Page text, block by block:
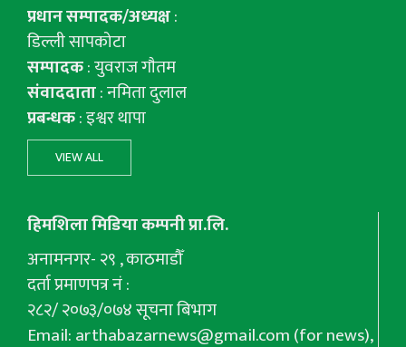
प्रधान सम्पादक/अध्यक्ष:
डिल्ली सापकोटा
सम्पादक: युवराज गाैतम
संवाददाता: नमिता दुलाल
प्रबन्धक: इश्वर थापा
VIEW ALL
हिमशिला मिडिया कम्पनी प्रा.लि.
अनामनगर- २९ , काठमाडौँ
दर्ता प्रमाणपत्र नं :
२८२/ २०७३/०७४ सूचना बिभाग
Email:arthabazarnews@gmail.com(for news),